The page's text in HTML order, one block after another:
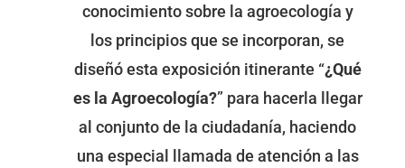
conocimiento sobre la agroecología y
los principios que se incorporan, se
diseñó esta exposición itinerante “¿Qué
es la Agroecología?” para hacerla llegar
al conjunto de la ciudadanía, haciendo
una especial llamada de atención a las